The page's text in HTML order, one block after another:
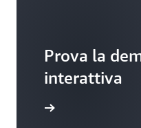
Prova la
interattiva